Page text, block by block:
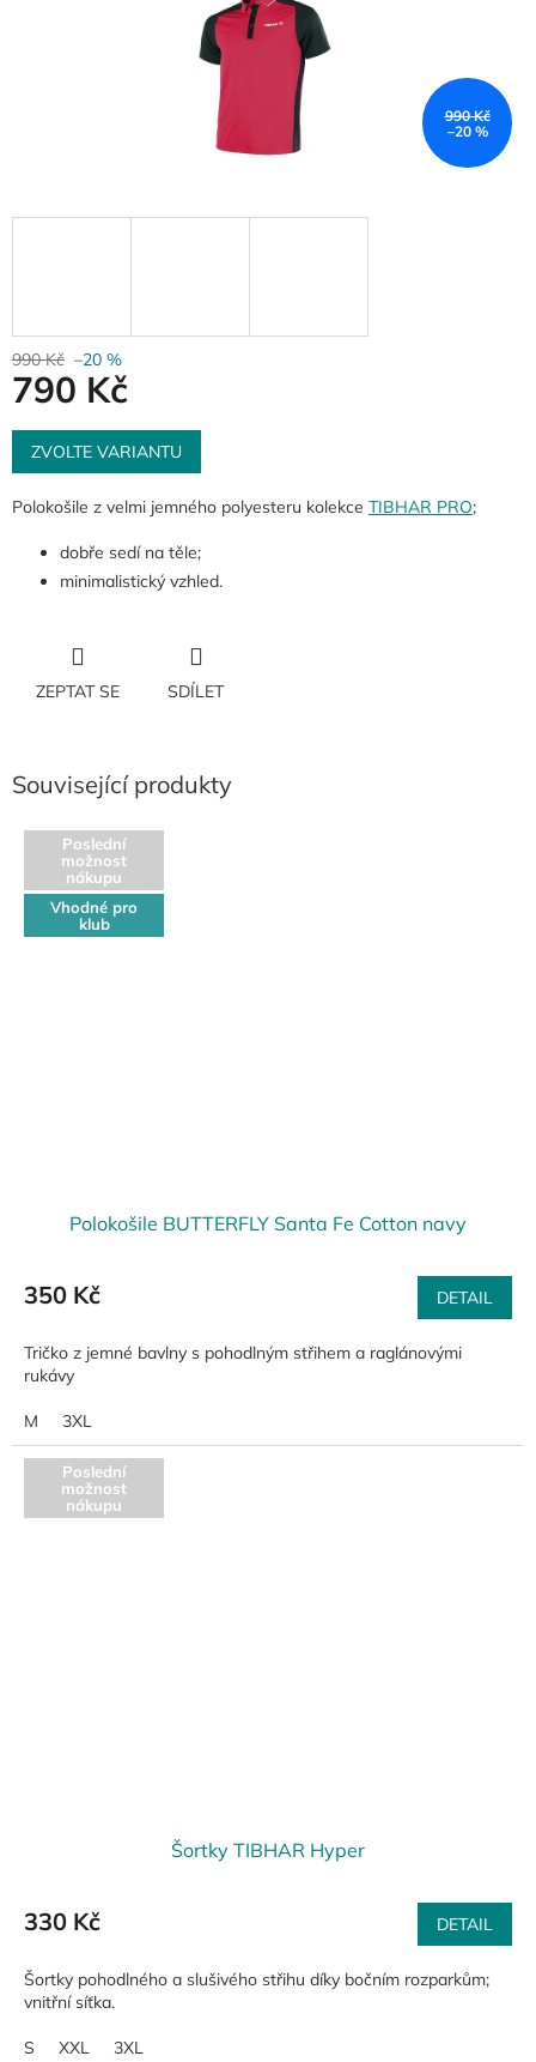
990 Kč
–20 %
990 Kč –20 %
790 Kč
Měrná
cena:
ZVOLTE VARIANTU
Polokošile z velmi jemného polyesteru kolekce TIBHAR PRO;
dobře sedí na těle;
minimalistický vzhled.
ZEPTAT SE SDÍLET
Související produkty
Poslední
možnost
nákupu
Vhodné pro
klub
Polokošile BUTTERFLY Santa Fe Cotton navy
350 Kč DETAIL
Tričko z jemné bavlny s pohodlným střihem a raglánovými
rukávy
M 3XL
Poslední
možnost
nákupu
Šortky TIBHAR Hyper
330 Kč DETAIL
Šortky pohodlného a slušivého střihu díky bočním rozparkům;
vnitřní síťka.
S XXL 3XL